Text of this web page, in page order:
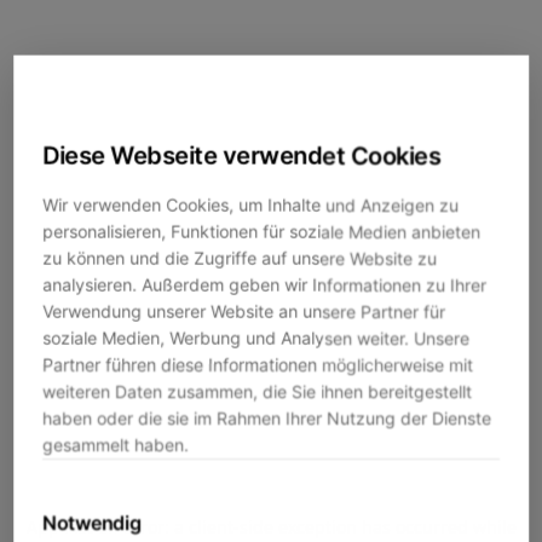
Diese Webseite verwendet Cookies
Wir verwenden Cookies, um Inhalte und Anzeigen zu
personalisieren, Funktionen für soziale Medien anbieten
zu können und die Zugriffe auf unsere Website zu
analysieren. Außerdem geben wir Informationen zu Ihrer
Verwendung unserer Website an unsere Partner für
soziale Medien, Werbung und Analysen weiter. Unsere
Partner führen diese Informationen möglicherweise mit
weiteren Daten zusammen, die Sie ihnen bereitgestellt
haben oder die sie im Rahmen Ihrer Nutzung der Dienste
gesammelt haben.
Notwendig
Application error: a